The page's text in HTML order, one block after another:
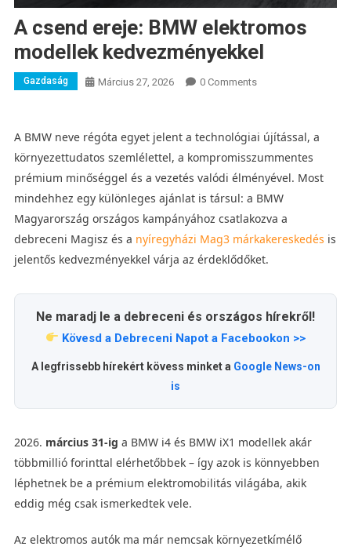
A csend ereje: BMW elektromos
modellek kedvezményekkel
Gazdaság Március 27, 2026 0 Comments
A BMW neve régóta egyet jelent a technológiai újítással, a
környezettudatos szemlélettel, a kompromisszummentes
prémium minőséggel és a vezetés valódi élményével. Most
mindehhez egy különleges ajánlat is társul: a BMW
Magyarország országos kampányához csatlakozva a
debreceni Magisz és a nyíregyházi Mag3 márkakereskedés is
jelentős kedvezményekkel várja az érdeklődőket.
Ne maradj le a debreceni és országos hírekről!
Kövesd a Debreceni Napot a Facebookon >>
A legfrissebb hírekért kövess minket a Google News-on
is
2026. március 31‑ig a BMW i4 és BMW iX1 modellek akár
többmillió forinttal elérhetőbbek – így azok is könnyebben
léphetnek be a prémium elektromobilitás világába, akik
eddig még csak ismerkedtek vele.
Az elektromos autók ma már nemcsak környezetkímélő